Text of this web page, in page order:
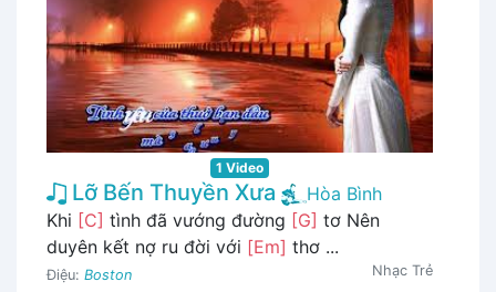
1 Video
Lỡ Bến Thuyền Xưa
Hòa Bình
Khi [C] tình đã vướng đường [G] tơ Nên
duyên kết nợ ru đời với [Em] thơ ...
Điệu: Boston Nhạc Trẻ